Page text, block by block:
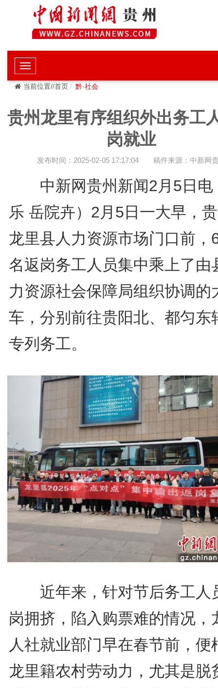
当前位置//首页 黔·社会
贵州龙里有序组织外出务工
岗就业
发布时间：2025-02-05 17:17:04 稿件来源：中新网
中新网贵州新闻2月5日电
乐 岳院卉）2月5日一大早，
龙里县人力资源市场门口前，
名返岗务工人员集中乘上了由
力资源社会保障局组织协调的
车，分别前往贵阳北、都匀东
专列务工。
近年来，针对节后务工人
岗拥挤，陷入购票难的情况，
人社就业部门早在春节前，便
龙里籍农村劳动力，尤其是脱